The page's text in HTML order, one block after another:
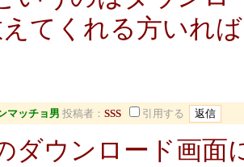
てくれる方いれ
マッチョ男 投稿者： SSS 引用する
ダウンロード画面